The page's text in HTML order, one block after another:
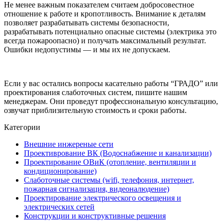
Не менее важным показателем считаем добросовестное
отношение к работе и кропотливость. Внимание к деталям
позволяет разрабатывать системы безопасности,
разрабатывать потенциально опасные системы (электрика это
всегда пожароопасно) и получать максимальный результат.
Ошибки недопустимы — и мы их не допускаем.
Если у вас остались вопросы касательно работы “ГРАДО” или
проектирования слаботочных систем, пишите нашим
менеджерам. Они проведут профессиональную консультацию,
озвучат приблизительную стоимость и сроки работы.
Категории
Внешние инжереные сети
Проективрование ВК (Водоснабжение и канализации)
Проектирование ОВиК (отопление, вентиляции и
кондиционирование)
Слаботочные системы (wifi, телефония, интернет,
пожарная сигнализация, видеоналюдение)
Проектирование электрического освещения и
электрических сетей
Конструкции и конструктивные решения